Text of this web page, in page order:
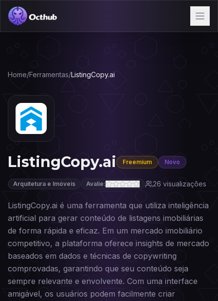
Home/Ferramentas/ListingCopy.ai
ListingCopy.ai Freemium Novo
Arquitetura e Imóveis Avalie: 26visualizações
ListingCopy.ai é uma ferramenta que utiliza inteligência
artificial para gerar conteúdo de listagens imobiliárias
de forma rápida e eficaz. Em um mercado imobiliário
competitivo, a plataforma oferece insights de mercado
baseados em dados e técnicas de copywriting
comprovadas, garantindo que seu conteúdo seja
sempre relevante e envolvente. Com uma interface
amigável, os usuários podem facilmente criar